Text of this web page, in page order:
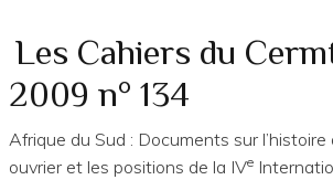
année
2010
n°
Les Cahiers du
2009 n° 134
Afrique du Sud : Documents sur
ouvrier et les positions de la IVe